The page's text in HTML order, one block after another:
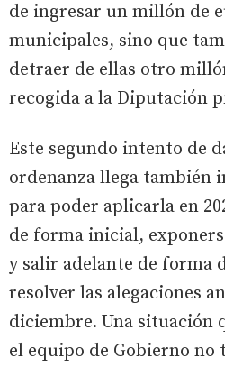
de ingresar un millón de
municipales, sino que
detraer de ellas otro
recogida a la Diputación
Este segundo intento de
ordenanza llega también
para poder aplicarla en
de forma inicial,
y salir adelante de forma
resolver las alegaciones
diciembre. Una situación
el equipo de Gobierno no